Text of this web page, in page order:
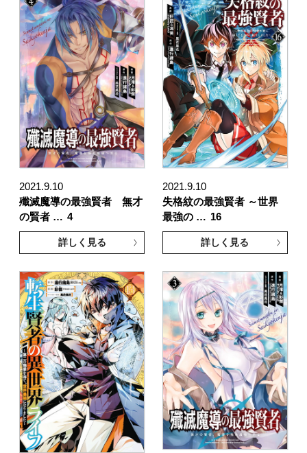
2021.9.10
殲滅魔導の最強賢者 無才
の賢者 … 4
詳しく見る
2021.9.10
失格紋の最強賢者 ～世界
最強の … 16
詳しく見る